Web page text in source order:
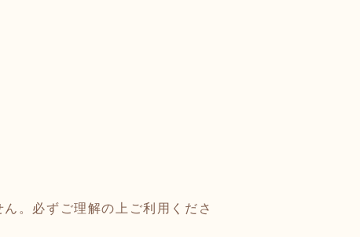
。必ずご理解の上ご利用くださ